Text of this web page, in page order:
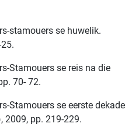
stamouers se huwelik.
Stamouers se reis na die
70- 72.
Stamouers se eerste dekade
2009, pp. 219-229.